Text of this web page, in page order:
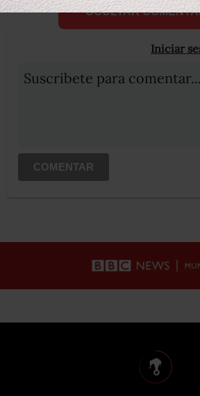
OCULTAR
Iniciar
Suscribete para comentar...
COMENTAR